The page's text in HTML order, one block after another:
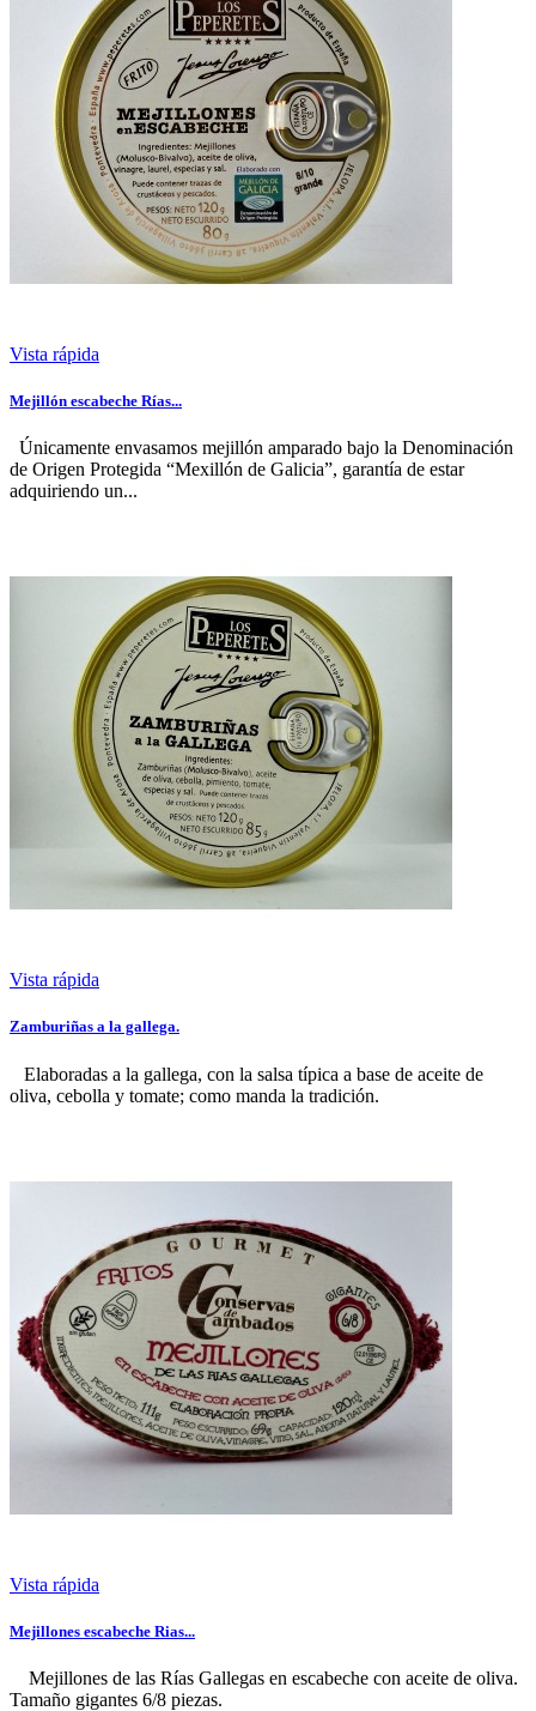
Vista rápida
Mejillón escabeche Rías...
Únicamente envasamos mejillón amparado bajo la Denominación
de Origen Protegida “Mexillón de Galicia”, garantía de estar
adquiriendo un...
Vista rápida
Zamburiñas a la gallega.
Elaboradas a la gallega, con la salsa típica a base de aceite de
oliva, cebolla y tomate; como manda la tradición.
Vista rápida
Mejillones escabeche Rias...
Mejillones de las Rías Gallegas en escabeche con aceite de oliva.
Tamaño gigantes 6/8 piezas.